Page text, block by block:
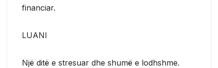
financiar.
LUANI
Një ditë e stresuar dhe shumë e lodhshme.